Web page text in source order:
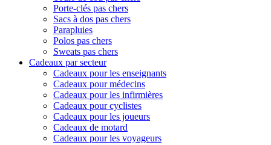
Porte-clés pas chers
Sacs à dos pas chers
Parapluies
Polos pas chers
Sweats pas chers
Cadeaux par secteur
Cadeaux pour les enseignants
Cadeaux pour médecins
Cadeaux pour les infirmières
Cadeaux pour cyclistes
Cadeaux pour les joueurs
Cadeaux de motard
Cadeaux pour les voyageurs